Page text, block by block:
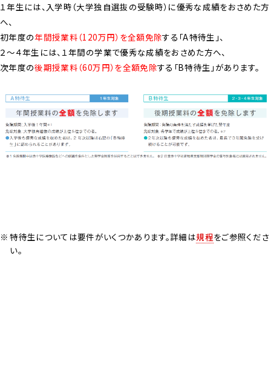
１年生には、入学時（大学独自選抜の受験時）に優秀な成績をおさめた方
へ、
初年度の年間授業料（120万円）を全額免除する「A特待生」、
２～４年生には、１年間の学業で優秀な成績をおさめた方へ、
次年度の後期授業料（60万円）を全額免除する「B特待生」があります。
特待生については要件がいくつかあります。詳細は規程をご参照くださ
い。